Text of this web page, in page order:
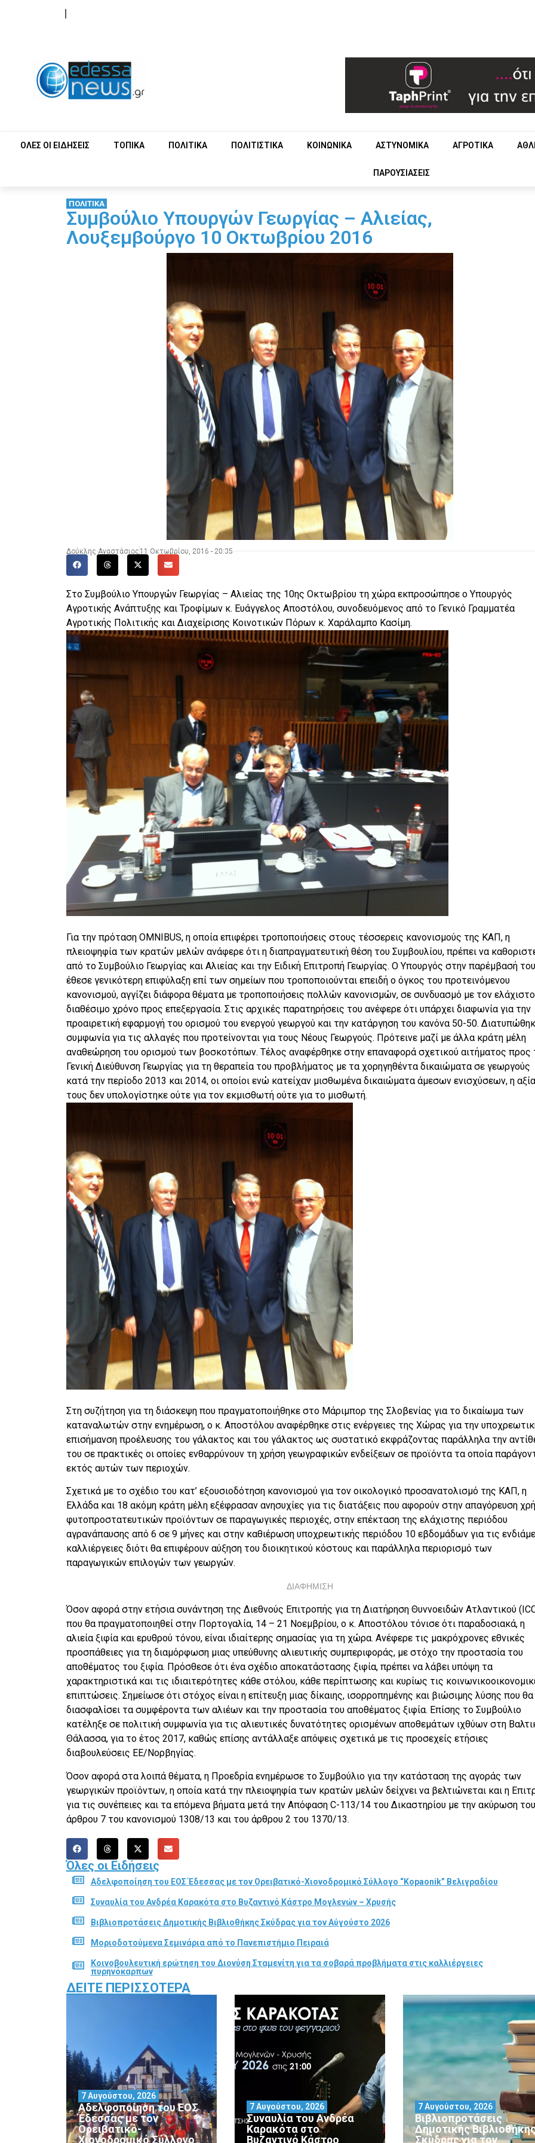
ΟΛΕΣ ΟΙ ΕΙΔΗΣΕΙΣ ΤΟΠΙΚΑ ΠΟΛΙΤΙΚΑ ΠΟΛΙΤΙΣΤΙΚΑ ΚΟΙΝΩΝΙΚΑ ΑΣΤΥΝΟΜΙΚΑ ΑΓΡΟΤΙΚΑ
ΠΑΡΟΥΣΙΑΣΕΙΣ
ΠΟΛΙΤΙΚΑ
Συμβούλιο Υπουργών Γεωργίας – Αλιείας,
Λουξεμβούργο 10 Οκτωβρίου 2016
Δούκλης Αναστάσιος 11 Οκτωβρίου, 2016 - 20:35
Στο Συμβούλιο Υπουργών Γεωργίας – Αλιείας της 10ης Οκτωβρίου τη χώρα εκπροσώπησε ο Υπουργός
Αγροτικής Ανάπτυξης και Τροφίμων κ. Ευάγγελος Αποστόλου, συνοδευόμενος από το Γενικό Γραμματέα
Αγροτικής Πολιτικής και Διαχείρισης Κοινοτικών Πόρων κ. Χαράλαμπο Κασίμη.
Για την πρόταση OMNIBUS, η οποία επιφέρει τροποποιήσεις στους τέσσερεις κανονισμούς της ΚΑΠ, η
πλειοψηφία των κρατών μελών ανάφερε ότι η διαπραγματευτική θέση του Συμβουλίου, πρέπει να
από το Συμβούλιο Γεωργίας και Αλιείας και την Ειδική Επιτροπή Γεωργίας. Ο Υπουργός στην παρέμβασή του
έθεσε γενικότερη επιφύλαξη επί των σημείων που τροποποιούνται επειδή ο όγκος του προτεινόμενου
κανονισμού, αγγίζει διάφορα θέματα με τροποποιήσεις πολλών κανονισμών, σε συνδυασμό με τον ελάχιστο
διαθέσιμο χρόνο προς επεξεργασία. Στις αρχικές παρατηρήσεις του ανέφερε ότι υπάρχει διαφωνία για την
προαιρετική εφαρμογή του ορισμού του ενεργού γεωργού και την κατάργηση του κανόνα 50-50.
συμφωνία για τις αλλαγές που προτείνονται για τους Νέους Γεωργούς. Πρότεινε μαζί με άλλα κράτη μέλη
αναθεώρηση του ορισμού των βοσκοτόπων. Τέλος αναφέρθηκε στην επαναφορά σχετικού αιτήματος προς
Γενική Διεύθυνση Γεωργίας για τη θεραπεία του προβλήματος με τα χορηγηθέντα δικαιώματα σε γεωργούς
κατά την περίοδο 2013 και 2014, οι οποίοι ενώ κατείχαν μισθωμένα δικαιώματα άμεσων ενισχύσεων, η αξία
τους δεν υπολογίστηκε ούτε για τον εκμισθωτή ούτε για το μισθωτή.
Στη συζήτηση για τη διάσκεψη που πραγματοποιήθηκε στο Μάριμπορ της Σλοβενίας για το δικαίωμα των
καταναλωτών στην ενημέρωση, ο κ. Αποστόλου αναφέρθηκε στις ενέργειες της Χώρας για την
επισήμανση προέλευσης του γάλακτος και του γάλακτος ως συστατικό εκφράζοντας παράλληλα την
του σε πρακτικές οι οποίες ενθαρρύνουν τη χρήση γεωγραφικών ενδείξεων σε προϊόντα τα οποία
εκτός αυτών των περιοχών.
Σχετικά με το σχέδιο του κατ’ εξουσιοδότηση κανονισμού για τον οικολογικό προσανατολισμό της ΚΑΠ, η
Ελλάδα και 18 ακόμη κράτη μέλη εξέφρασαν ανησυχίες για τις διατάξεις που αφορούν στην απαγόρευση
φυτοπροστατευτικών προϊόντων σε παραγωγικές περιοχές, στην επέκταση της ελάχιστης περιόδου
αγρανάπαυσης από 6 σε 9 μήνες και στην καθιέρωση υποχρεωτικής περιόδου 10 εβδομάδων για τις
καλλιέργειες διότι θα επιφέρουν αύξηση του διοικητικού κόστους και παράλληλα περιορισμό των
παραγωγικών επιλογών των γεωργών.
ΔΙΑΦΗΜΙΣΗ
Όσον αφορά στην ετήσια συνάντηση της Διεθνούς Επιτροπής για τη Διατήρηση Θυννοειδών Ατλαντικού
που θα πραγματοποιηθεί στην Πορτογαλία, 14 – 21 Νοεμβρίου, ο κ. Αποστόλου τόνισε ότι παραδοσιακά, η
αλιεία ξιφία και ερυθρού τόνου, είναι ιδιαίτερης σημασίας για τη χώρα. Ανέφερε τις μακρόχρονες εθνικές
προσπάθειες για τη διαμόρφωση μιας υπεύθυνης αλιευτικής συμπεριφοράς, με στόχο την προστασία του
αποθέματος του ξιφία. Πρόσθεσε ότι ένα σχέδιο αποκατάστασης ξιφία, πρέπει να λάβει υπόψη τα
χαρακτηριστικά και τις ιδιαιτερότητες κάθε στόλου, κάθε περίπτωσης και κυρίως τις
επιπτώσεις. Σημείωσε ότι στόχος είναι η επίτευξη μιας δίκαιης, ισορροπημένης και βιώσιμης λύσης που θα
διασφαλίσει τα συμφέροντα των αλιέων και την προστασία του αποθέματος ξιφία. Επίσης το Συμβούλιο
κατέληξε σε πολιτική συμφωνία για τις αλιευτικές δυνατότητες ορισμένων αποθεμάτων ιχθύων στη
Θάλασσα, για το έτος 2017, καθώς επίσης αντάλλαξε απόψεις σχετικά με τις προσεχείς ετήσιες
διαβουλεύσεις ΕΕ/Νορβηγίας.
Όσον αφορά στα λοιπά θέματα, η Προεδρία ενημέρωσε το Συμβούλιο για την κατάσταση της αγοράς των
γεωργικών προϊόντων, η οποία κατά την πλειοψηφία των κρατών μελών δείχνει να βελτιώνεται και η
για τις συνέπειες και τα επόμενα βήματα μετά την Απόφαση C-113/14 του Δικαστηρίου με την ακύρωση του
άρθρου 7 του κανονισμού 1308/13 και του άρθρου 2 του 1370/13.
Όλες οι Ειδήσεις
Αδελφοποίηση του ΕΟΣ Έδεσσας με τον Ορειβατικό-Χιονοδρομικό Σύλλογο “Kopaonik” Βελιγραδίου
Συναυλία του Ανδρέα Καρακότα στο Βυζαντινό Κάστρο Μογλενών – Χρυσής
Βιβλιοπροτάσεις Δημοτικής Βιβλιοθήκης Σκύδρας για τον Αύγούστο 2026
Μοριοδοτούμενα Σεμινάρια από το Πανεπιστήμιο Πειραιά
Κοινοβουλευτική ερώτηση του Διονύση Σταμενίτη για τα σοβαρά προβλήματα στις καλλιέργειες
πυρηνόκαρπων
ΔΕΊΤΕ ΠΕΡΙΣΣΌΤΕΡΑ
Αδελφοποίηση του ΕΟΣ
Έδεσσας με τον
Ορειβατικό-
Χιονοδρομικό Σύλλογο
7 Αυγούστου, 2026
Συναυλία του Ανδρέα
Καρακότα στο
Βυζαντινό Κάστρο
7 Αυγούστου, 2026
Βιβλιοπροτάσεις
Δημοτικής
Σκύδρας για τον
7 Αυγούστου, 2026